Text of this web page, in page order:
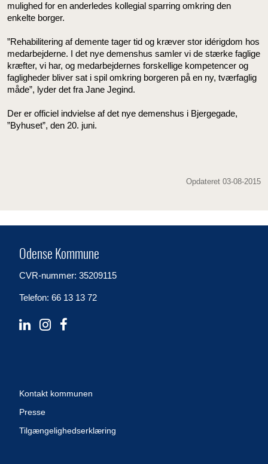
mulighed for en anderledes kollegial sparring omkring den
enkelte borger.
”Rehabilitering af demente tager tid og kræver stor idérigdom hos
medarbejderne. I det nye demenshus samler vi de stærke faglige
kræfter, vi har, og medarbejdernes forskellige kompetencer og
fagligheder bliver sat i spil omkring borgeren på en ny, tværfaglig
måde”, lyder det fra Jane Jegind.
Der er officiel indvielse af det nye demenshus i Bjergegade,
”Byhuset”, den 20. juni.
Opdateret 03-08-2015
Odense Kommune
CVR-nummer: 35209115
Telefon: 66 13 13 72
Kontakt kommunen
Presse
Tilgængelighedserklæring